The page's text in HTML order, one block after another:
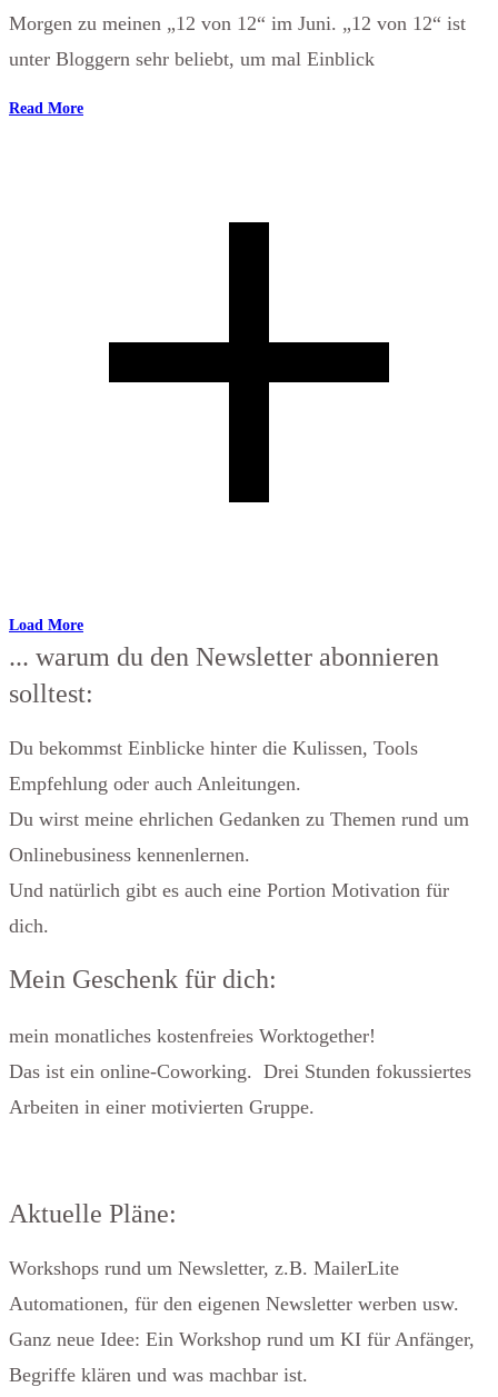
Morgen zu meinen „12 von 12“ im Juni. „12 von 12“ ist
unter Bloggern sehr beliebt, um mal Einblick
Read More
Load More
... warum du den Newsletter abonnieren
solltest:
Du bekommst Einblicke hinter die Kulissen, Tools
Empfehlung oder auch Anleitungen.
Du wirst meine ehrlichen Gedanken zu Themen rund um
Onlinebusiness kennenlernen.
Und natürlich gibt es auch eine Portion Motivation für
dich.
Mein Geschenk für dich:
mein monatliches kostenfreies Worktogether!
Das ist ein online-Coworking. Drei Stunden fokussiertes
Arbeiten in einer motivierten Gruppe.
Aktuelle Pläne:
Workshops rund um Newsletter, z.B. MailerLite
Automationen, für den eigenen Newsletter werben usw.
Ganz neue Idee: Ein Workshop rund um KI für Anfänger,
Begriffe klären und was machbar ist.